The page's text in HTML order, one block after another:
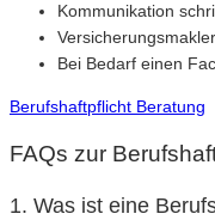
Kommunikation
Bei Bedarf einen
Berufshaftpflicht Beratung
FAQs zur
1. Was ist eine